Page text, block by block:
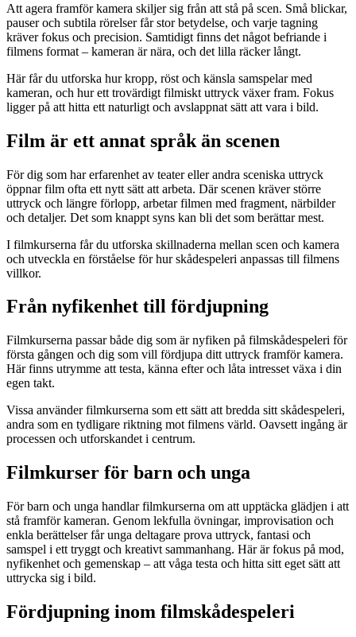
Att agera framför kamera skiljer sig från att stå på scen. Små blickar,
pauser och subtila rörelser får stor betydelse, och varje tagning
kräver fokus och precision. Samtidigt finns det något befriande i
filmens format – kameran är nära, och det lilla räcker långt.
Här får du utforska hur kropp, röst och känsla samspelar med
kameran, och hur ett trovärdigt filmiskt uttryck växer fram. Fokus
ligger på att hitta ett naturligt och avslappnat sätt att vara i bild.
Film är ett annat språk än scenen
För dig som har erfarenhet av teater eller andra sceniska uttryck
öppnar film ofta ett nytt sätt att arbeta. Där scenen kräver större
uttryck och längre förlopp, arbetar filmen med fragment, närbilder
och detaljer. Det som knappt syns kan bli det som berättar mest.
I filmkurserna får du utforska skillnaderna mellan scen och kamera
och utveckla en förståelse för hur skådespeleri anpassas till filmens
villkor.
Från nyfikenhet till fördjupning
Filmkurserna passar både dig som är nyfiken på filmskådespeleri för
första gången och dig som vill fördjupa ditt uttryck framför kamera.
Här finns utrymme att testa, känna efter och låta intresset växa i din
egen takt.
Vissa använder filmkurserna som ett sätt att bredda sitt skådespeleri,
andra som en tydligare riktning mot filmens värld. Oavsett ingång är
processen och utforskandet i centrum.
Filmkurser för barn och unga
För barn och unga handlar filmkurserna om att upptäcka glädjen i att
stå framför kameran. Genom lekfulla övningar, improvisation och
enkla berättelser får unga deltagare prova uttryck, fantasi och
samspel i ett tryggt och kreativt sammanhang. Här är fokus på mod,
nyfikenhet och gemenskap – att våga testa och hitta sitt eget sätt att
uttrycka sig i bild.
Fördjupning inom filmskådespeleri